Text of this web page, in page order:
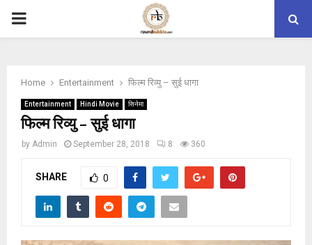
PRIMARY
Home Entertainment फिल्म रिव्यु – सुई धागा
Entertainment Hindi Movie सिनेमा
फिल्म रिव्यु – सुई धागा
by Admin September 28, 2018 8 360
SHARE 0